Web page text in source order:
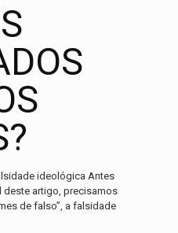
ideológica Antes
deste artigo, precisamos
de falso”, a falsidade